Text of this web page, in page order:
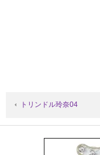
トリンドル玲奈04